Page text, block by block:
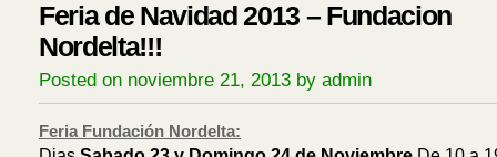
Feria de Navidad 2013 – Fundacion
Nordelta!!!
Posted on noviembre 21, 2013 by admin
Feria Fundación Nordelta: